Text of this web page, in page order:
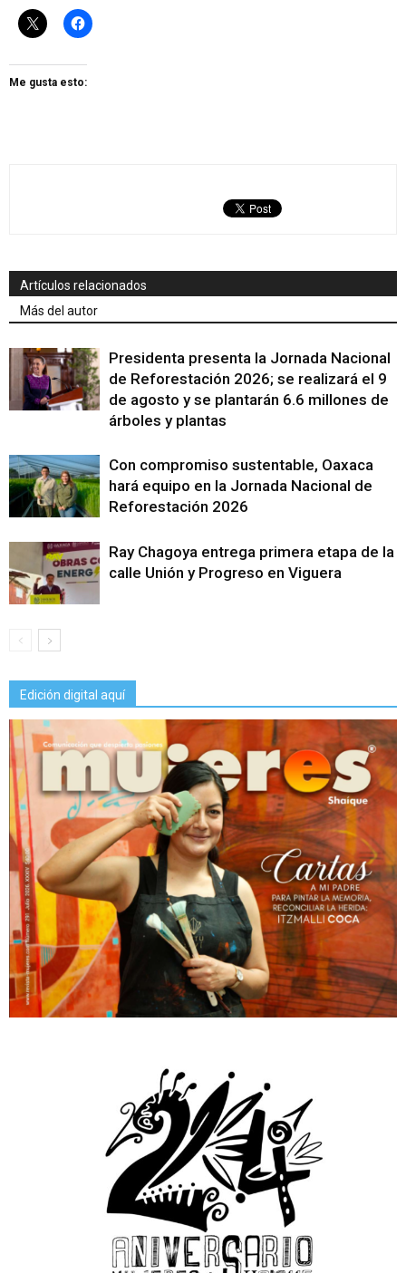
Me gusta esto:
Artículos relacionados
Más del autor
Presidenta presenta la Jornada Nacional
de Reforestación 2026; se realizará el 9
de agosto y se plantarán 6.6 millones de
árboles y plantas
Con compromiso sustentable, Oaxaca
hará equipo en la Jornada Nacional de
Reforestación 2026
Ray Chagoya entrega primera etapa de la
calle Unión y Progreso en Viguera
Edición digital aquí